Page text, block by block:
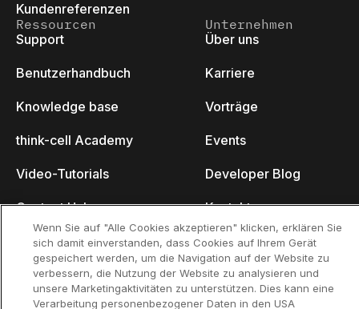
Kundenreferenzen
Ressourcen
Support
Benutzerhandbuch
Knowledge base
think-cell Academy
Video-Tutorials
Content Hub
Webinare
Unternehmen
Über uns
Karriere
Vorträge
Events
Developer Blog
Kontakt
Wenn Sie auf "Alle Cookies akzeptieren" klicken, erklären Sie
sich damit einverstanden, dass Cookies auf Ihrem Gerät
gespeichert werden, um die Navigation auf der Website zu
verbessern, die Nutzung der Website zu analysieren und
unsere Marketingaktivitäten zu unterstützen. Dies kann eine
Verarbeitung personenbezogener Daten in den USA